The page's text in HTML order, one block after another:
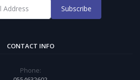
Subscribe
CONTACT INFO
Phone: